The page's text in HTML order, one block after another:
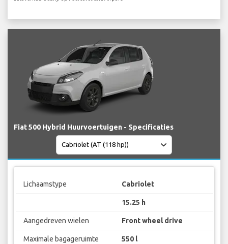
Fiat 500 Hybrid Huurvoertuigen - Specificaties
Lichaamstype Cabriolet
15.25 h
Aangedreven wielen Front wheel drive
Maximale bagageruimte 550 l